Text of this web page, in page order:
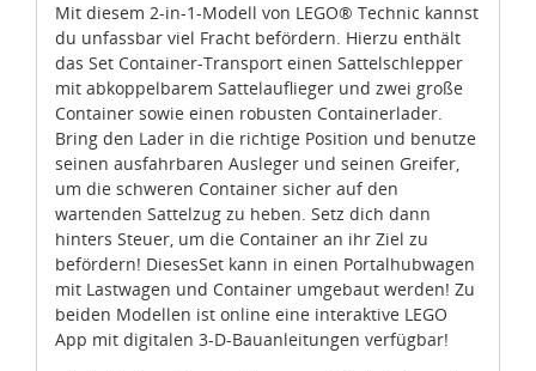
Mit diesem 2-in-1-Modell von LEGO® Technic kannst
du unfassbar viel Fracht befördern. Hierzu enthält
das Set Container-Transport einen Sattelschlepper
mit abkoppelbarem Sattelauflieger und zwei große
Container sowie einen robusten Containerlader.
Bring den Lader in die richtige Position und benutze
seinen ausfahrbaren Ausleger und seinen Greifer,
um die schweren Container sicher auf den
wartenden Sattelzug zu heben. Setz dich dann
hinters Steuer, um die Container an ihr Ziel zu
befördern! DiesesSet kann in einen Portalhubwagen
mit Lastwagen und Container umgebaut werden! Zu
beiden Modellen ist online eine interaktive LEGO
App mit digitalen 3-D-Bauanleitungen verfügbar!